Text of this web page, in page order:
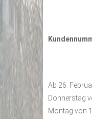
Ab 26.
Donnerstag
Montag von